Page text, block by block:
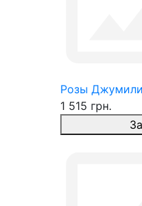
Розы
1 515 грн.